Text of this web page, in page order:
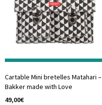
Cartable Mini bretelles Matahari –
Bakker made with Love
49,00€